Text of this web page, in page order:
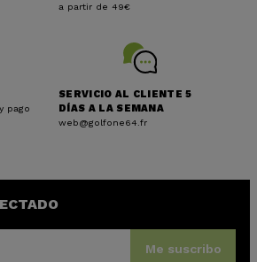
a partir de 49€
pago
SERVICIO AL CLIENTE 5
DÍAS A LA SEMANA
web@golfone64.fr
Me suscribo